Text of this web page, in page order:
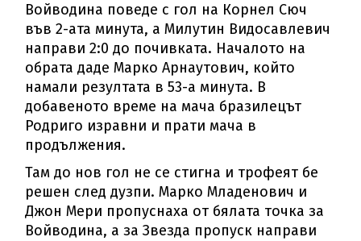
Войводина поведе с гол на Корнел Сюч
във 2-ата минута, а Милутин Видосавлевич
направи 2:0 до почивката. Началото на
обрата даде Марко Арнаутович, който
намали резултата в 53-а минута. В
добавеното време на мача бразилецът
Родриго изравни и прати мача в
продължения.
Там до нов гол не се стигна и трофеят бе
решен след дузпи. Марко Младенович и
Джон Мери пропуснаха от бялата точка за
Войводина, а за Звезда пропуск направи